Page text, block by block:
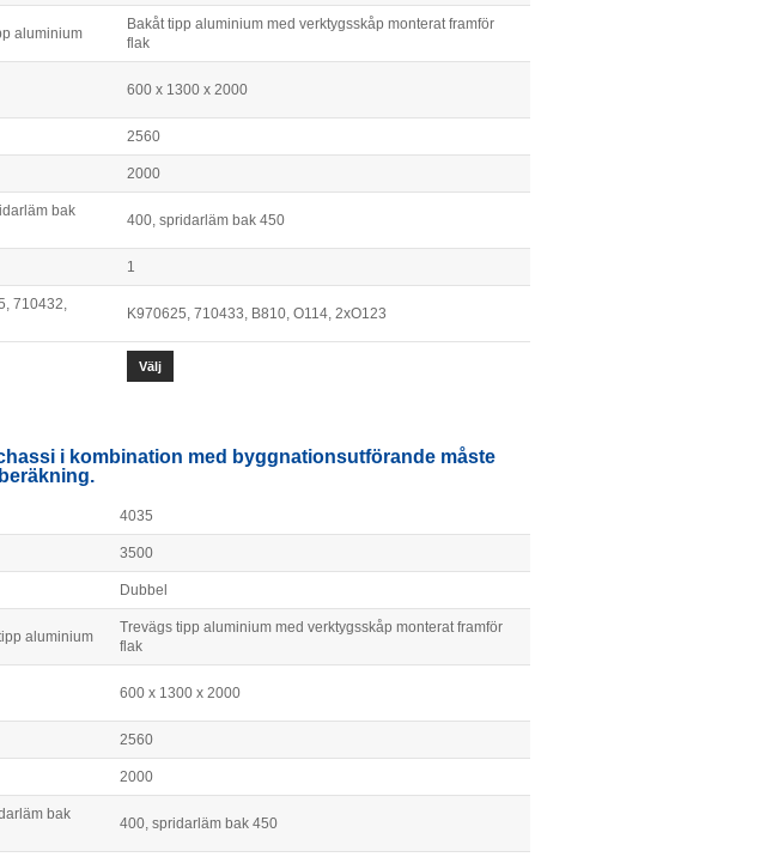
aluminium
Bakåt tipp aluminium med verktygsskåp monterat framför
flak
600 x 1300 x 2000
2560
2000
bak
400, spridarläm bak 450
1
710432,
K970625, 710433, B810, O114, 2xO123
Välj
i kombination med byggnationsutförande måste
4035
3500
Dubbel
aluminium
Trevägs tipp aluminium med verktygsskåp monterat framför
flak
600 x 1300 x 2000
2560
2000
bak
400, spridarläm bak 450